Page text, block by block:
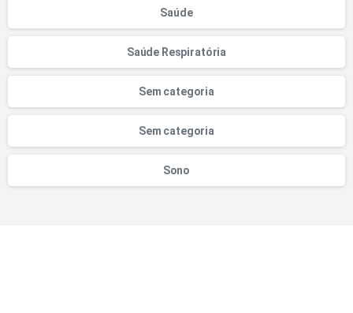
Saúde
Saúde Respiratória
Sem categoria
Sem categoria
Sono